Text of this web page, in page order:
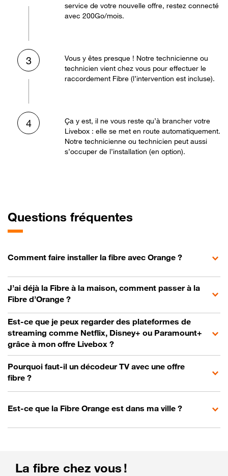
service de votre nouvelle offre, restez connecté
avec 200Go/mois.
3
Vous y êtes presque ! Notre technicienne ou
technicien vient chez vous pour effectuer le
raccordement Fibre (l’intervention est incluse).
4
Ça y est, il ne vous reste qu’à brancher votre
Livebox : elle se met en route automatiquement.
Notre technicienne ou technicien peut aussi
s’occuper de l’installation (en option).
Questions fréquentes
Comment faire installer la fibre avec Orange ?
J’ai déjà la Fibre à la maison, comment passer à la
Fibre d’Orange ?
Est-ce que je peux regarder des plateformes de
streaming comme Netflix, Disney+ ou Paramount+
grâce à mon offre Livebox ?
Pourquoi faut-il un décodeur TV avec une offre
fibre ?
Est-ce que la Fibre Orange est dans ma ville ?
La fibre chez vous !